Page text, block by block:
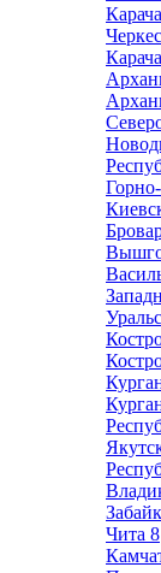
Чита 8